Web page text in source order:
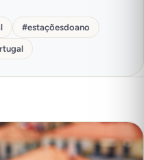
#estaçõesdoano